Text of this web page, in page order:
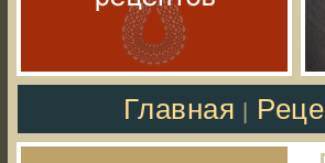
Главная